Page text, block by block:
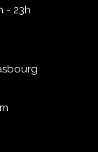
- 23h